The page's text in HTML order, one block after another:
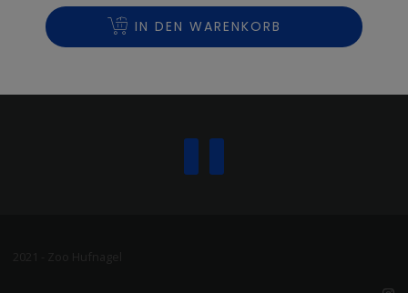
IN DEN WARENKORB